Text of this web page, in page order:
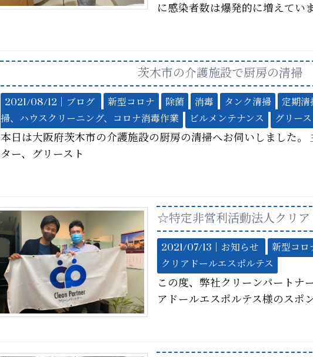
に感染者数は爆発的に増えてい
茨木市の介護施設で厨房の清掃
2021/08/12｜ ブログ 新型コロナ 除菌 消毒 タンク清掃
定期清
掃、ハウスクリーニング、コロナ消毒作業
ビルメンテナンス グリー
本日は大阪府茨木市の介護施設の厨房の清掃へお伺いしました。
ター、グリースト
☆特定非営利活動法人クリ
2021/07/13｜ お知らせ 新型コロ
クリアドールエスポルテス
この度、弊社クリーンパートナ
アドールエスポルテス様のスポ